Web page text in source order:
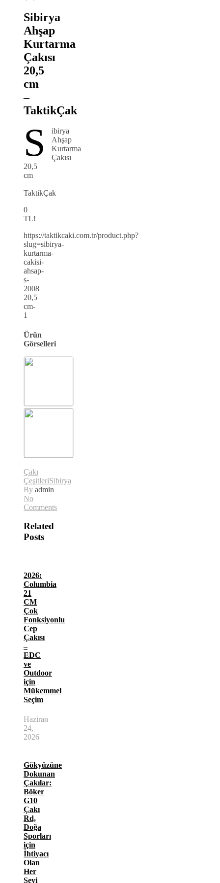
Sibirya
Ahşap
Kurtarma
Çakısı
20,5
cm
–
TaktikÇak
S
ibirya
Ahşap
Kurtarma
Çakısı
20,5
cm
–
TaktikÇak
0
TL!
https://taktikcaki.com.tr/product.php?
slug=sibirya-
kurtarma-
cakisi-
ahsap-
s-
2008
20,5
cm-
1
Ürün
Görselleri
Çakı
ÇeşitleriSibirya
By admin
No
Comments
Related
Posts
2026:
Columbia
21
CM
Çok
Fonksiyonlu
Cep
Çakısı
–
EDC
ve
Outdoor
için
Mükemmel
Seçim
Haziran
24,
2026
Gökyüzüne
Dokunan
Çakılar:
Böker
G10
Çakı
Rd,
Doğa
Sporları
için
İhtiyacı
Olan
Her
Şeyi